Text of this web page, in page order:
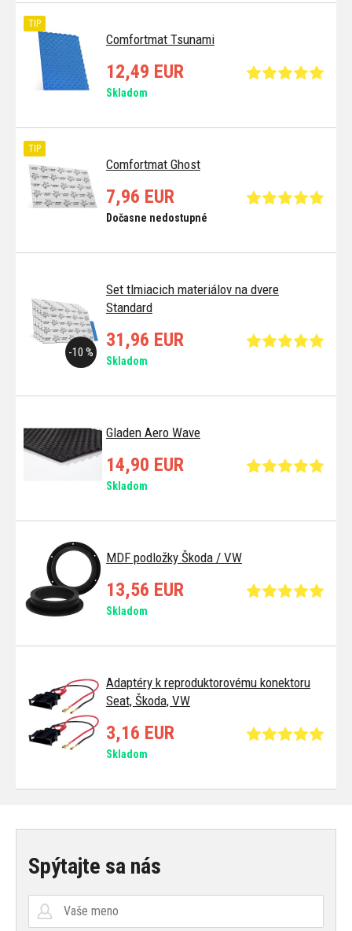
Comfortmat Tsunami
TIP
12,49 EUR
Skladom
Comfortmat Ghost
TIP
7,96 EUR
Dočasne nedostupné
Set tlmiacich materiálov na dvere
Standard
-10 %
31,96 EUR
Skladom
Gladen Aero Wave
14,90 EUR
Skladom
MDF podložky Škoda / VW
13,56 EUR
Skladom
Adaptéry k reproduktorovému konektoru
Seat, Škoda, VW
3,16 EUR
Skladom
Spýtajte sa nás